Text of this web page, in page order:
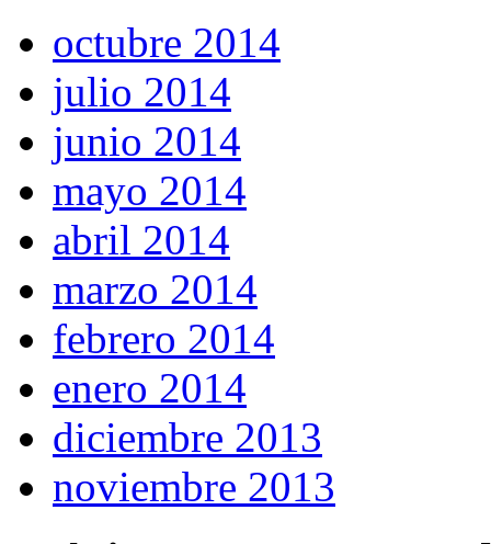
octubre 2014
julio 2014
junio 2014
mayo 2014
abril 2014
marzo 2014
febrero 2014
enero 2014
diciembre 2013
noviembre 2013